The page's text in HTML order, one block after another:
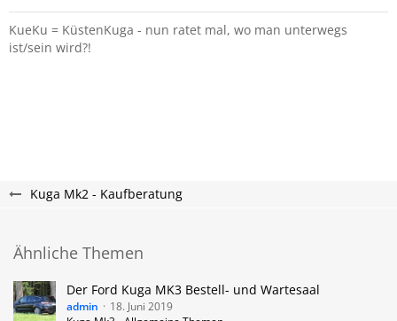
KueKu = KüstenKuga - nun ratet mal, wo man unterwegs
ist/sein wird?!
Kuga Mk2 - Kaufberatung
Ähnliche Themen
Der Ford Kuga MK3 Bestell- und Wartesaal
admin
18. Juni 2019